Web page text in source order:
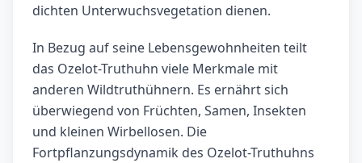
dichten Unterwuchsvegetation dienen.
In Bezug auf seine Lebensgewohnheiten teilt
das Ozelot-Truthuhn viele Merkmale mit
anderen Wildtruthühnern. Es ernährt sich
überwiegend von Früchten, Samen, Insekten
und kleinen Wirbellosen. Die
Fortpflanzungsdynamik des Ozelot-Truthuhns